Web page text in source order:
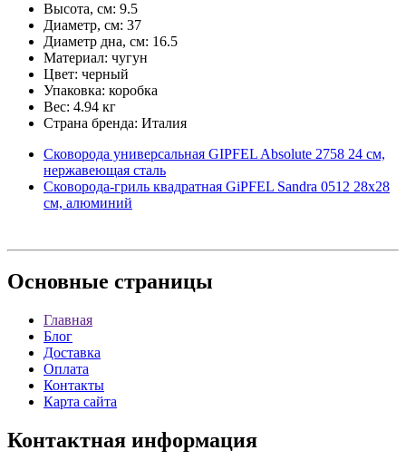
Высота, см: 9.5
Диаметр, см: 37
Диаметр дна, см: 16.5
Материал: чугун
Цвет: черный
Упаковка: коробка
Вес: 4.94 кг
Страна бренда: Италия
Сковорода универсальная GIPFEL Absolute 2758 24 см,
нержавеющая сталь
Сковорода-гриль квадратная GiPFEL Sandra 0512 28х28
см, алюминий
Основные страницы
Главная
Блог
Доставка
Оплата
Контакты
Карта сайта
Контактная информация